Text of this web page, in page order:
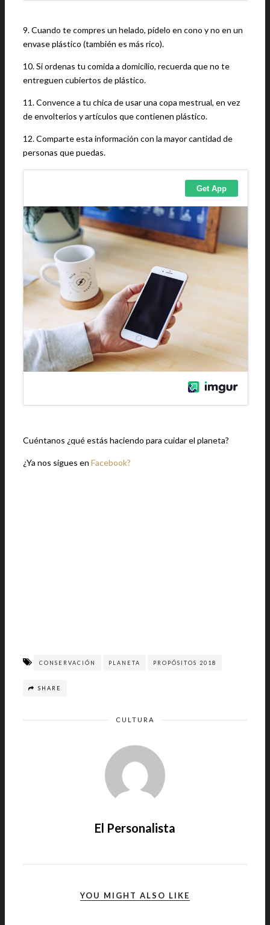
9. Cuando te compres un helado, pídelo en cono y no en un
envase plástico (también es más rico).
10. Si ordenas tu comida a domicilio, recuerda que no te
entreguen cubiertos de plástico.
11. Convence a tu chica de usar una copa mestrual, en vez
de envolterios y artículos que contienen plástico.
12. Comparte esta información con la mayor cantidad de
personas que puedas.
Cuéntanos ¿qué estás haciendo para cuidar el planeta?
¿Ya nos sigues en Facebook?
CONSERVACIÓN PLANETA PROPÓSITOS 2018
SHARE
CULTURA
El Personalista
YOU MIGHT ALSO LIKE